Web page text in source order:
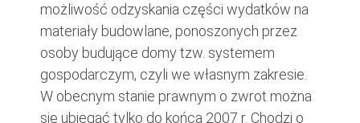
możliwość odzyskania części wydatków na
materiały budowlane, ponoszonych przez
osoby budujące domy tzw. systemem
gospodarczym, czyli we własnym zakresie.
W obecnym stanie prawnym o zwrot można
się ubiegać tylko do końca 2007 r. Chodzi o